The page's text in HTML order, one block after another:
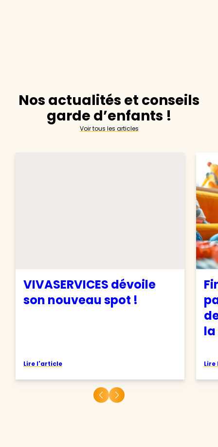
Nos actualités et conseils
garde d’enfants !
Voir tous les articles
VIVASERVICES dévoile
son nouveau spot !
Lire l'article
la